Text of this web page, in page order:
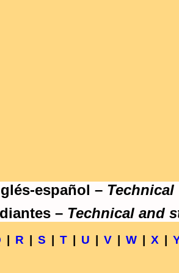
español – Technical
– Technical and
R S T U V W X